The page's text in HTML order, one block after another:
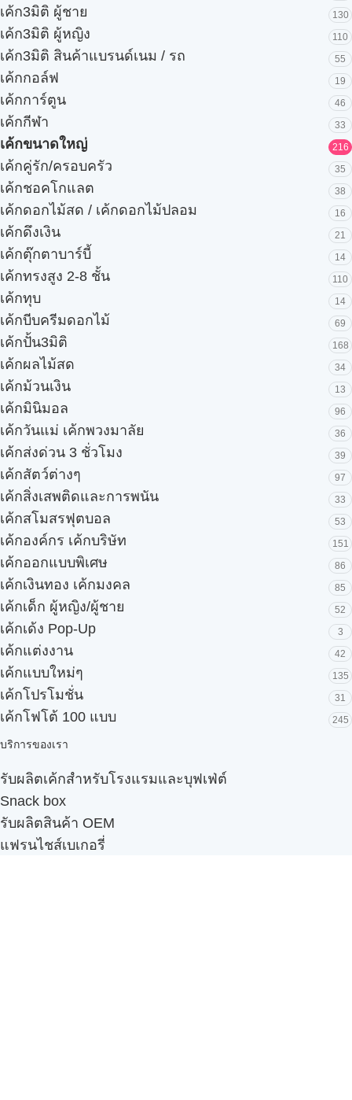
เค้ก3มิติ ผู้ชาย 130
เค้ก3มิติ ผู้หญิง 110
เค้ก3มิติ สินค้าแบรนด์เนม / รถ 55
เค้กกอล์ฟ 19
เค้กการ์ตูน 46
เค้กกีฬา 33
เค้กขนาดใหญ่ 216
เค้กคู่รัก/ครอบครัว 35
เค้กชอคโกแลต 38
เค้กดอกไม้สด / เค้กดอกไม้ปลอม 16
เค้กดึงเงิน 21
เค้กตุ๊กตาบาร์บี้ 14
เค้กทรงสูง 2-8 ชั้น 110
เค้กทุบ 14
เค้กบีบครีมดอกไม้ 69
เค้กปั้น3มิติ 168
เค้กผลไม้สด 34
เค้กม้วนเงิน 13
เค้กมินิมอล 96
เค้กวันแม่ เค้กพวงมาลัย 36
เค้กส่งด่วน 3 ชั่วโมง 39
เค้กสัตว์ต่างๆ 97
เค้กสิ่งเสพติดและการพนัน 33
เค้กสโมสรฟุตบอล 53
เค้กองค์กร เค้กบริษัท 151
เค้กออกแบบพิเศษ 86
เค้กเงินทอง เค้กมงคล 85
เค้กเด็ก ผู้หญิง/ผู้ชาย 52
เค้กเด้ง Pop-Up 3
เค้กแต่งงาน 42
เค้กแบบใหม่ๆ 135
เค้กโปรโมชั่น 31
เค้กโฟโต้ 100 แบบ 245
บริการของเรา
รับผลิตเค้กสำหรับโรงแรมและบุฟเฟ่ต์
Snack box
รับผลิตสินค้า OEM
แฟรนไชส์เบเกอรี่